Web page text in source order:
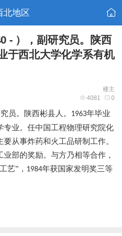
北地区
- ），副研究员。陕西
于西北大学化学系有机
楼主
4081 0
员。陕西彬县人。 1963年毕业
专业。任中国工程物理研究院化
从事炸药和火工品研制工作。
部的奖励。与方乃相等合作，
艺”， 1984年获国家发明奖三等